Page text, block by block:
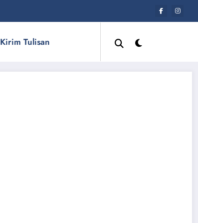
Kirim Tulisan